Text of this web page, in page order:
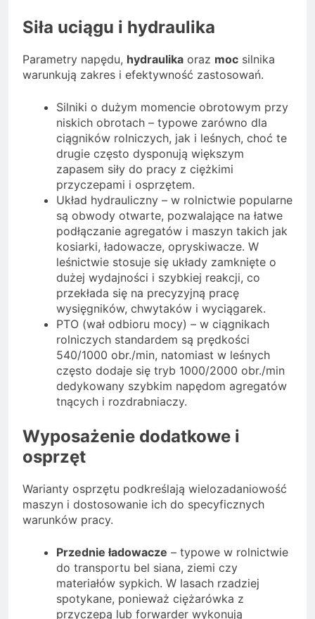
Siła uciągu i hydraulika
Parametry napędu, hydraulika oraz moc silnika
warunkują zakres i efektywność zastosowań.
Silniki o dużym momencie obrotowym przy
niskich obrotach – typowe zarówno dla
ciągników rolniczych, jak i leśnych, choć te
drugie często dysponują większym
zapasem siły do pracy z ciężkimi
przyczepami i osprzętem.
Układ hydrauliczny – w rolnictwie popularne
są obwody otwarte, pozwalające na łatwe
podłączanie agregatów i maszyn takich jak
kosiarki, ładowacze, opryskiwacze. W
leśnictwie stosuje się układy zamknięte o
dużej wydajności i szybkiej reakcji, co
przekłada się na precyzyjną pracę
wysięgników, chwytaków i wyciągarek.
PTO (wał odbioru mocy) – w ciągnikach
rolniczych standardem są prędkości
540/1000 obr./min, natomiast w leśnych
często dodaje się tryb 1000/2000 obr./min
dedykowany szybkim napędom agregatów
tnących i rozdrabniaczy.
Wyposażenie dodatkowe i
osprzęt
Warianty osprzętu podkreślają wielozadaniowość
maszyn i dostosowanie ich do specyficznych
warunków pracy.
Przednie ładowacze – typowe w rolnictwie
do transportu bel siana, ziemi czy
materiałów sypkich. W lasach rzadziej
spotykane, ponieważ ciężarówka z
przyczepą lub forwarder wykonują